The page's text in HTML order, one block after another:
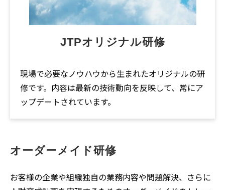
JTPオリジナル研修
現場で必要なノウハウから生まれたオリジナルの研
修です。内容は最新の技術動向を反映して、常にア
ップデートされています。
オーダーメイド研修
お客様の企業や組織独自の業務内容や問題解決、さらに